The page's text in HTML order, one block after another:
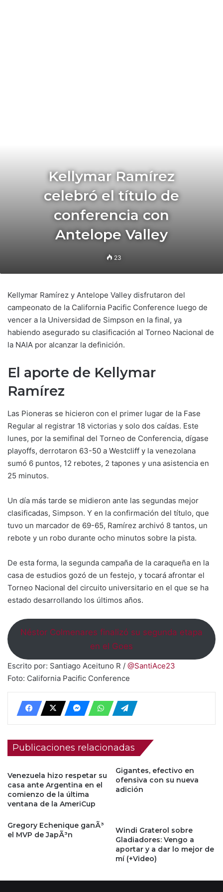
Kellymar Ramírez
celebró el título de
conferencia con
Antelope Valley
23
Kellymar Ramírez y Antelope Valley disfrutaron del
campeonato de la California Pacific Conference luego de
vencer a la Universidad de Simpson en la final, ya
habiendo asegurado su clasificación al Torneo Nacional de
la NAIA por alcanzar la definición.
El aporte de Kellymar
Ramírez
Las Pioneras se hicieron con el primer lugar de la Fase
Regular al registrar 18 victorias y solo dos caídas. Este
lunes, por la semifinal del Torneo de Conferencia, dígase
playoffs, derrotaron 63-50 a Westcliff y la venezolana
sumó 6 puntos, 12 rebotes, 2 tapones y una asistencia en
25 minutos.
Un día más tarde se midieron ante las segundas mejor
clasificadas, Simpson. Y en la confirmación del título, que
tuvo un marcador de 69-65, Ramírez archivó 8 tantos, un
rebote y un robo durante ocho minutos sobre la pista.
De esta forma, la segunda campaña de la caraqueña en la
casa de estudios gozó de un festejo, y tocará afrontar el
Torneo Nacional del circuito universitario en el que se ha
estado desarrollando los últimos años.
Néstor Colmenares finalizó su segunda etapa
en el Goes
Escrito por: Santiago Aceituno R / @SantiAce23
Foto: California Pacific Conference
Publicaciones relacionadas
Venezuela hizo respetar su
casa ante Argentina en el
comienzo de la última
ventana de la AmeriCup
Gigantes, efectivo en
ofensiva con su nueva
adición
Gregory Echenique ganÃ³
el MVP de JapÃ³n
Windi Graterol sobre
Gladiadores: Vengo a
aportar y a dar lo mejor de
mí (+Video)